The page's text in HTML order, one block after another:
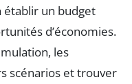
établir un budget
d’économies.
les
scénarios et trouver